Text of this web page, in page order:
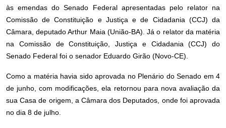
às emendas do Senado Federal apresentadas pelo relator na
Comissão de Constituição e Justiça e de Cidadania (CCJ) da
Câmara, deputado Arthur Maia (União-BA). Já o relator da matéria
na Comissão de Constituição, Justiça e Cidadania (CCJ) do
Senado Federal foi o senador Eduardo Girão (Novo-CE).
Como a matéria havia sido aprovada no Plenário do Senado em 4
de junho, com modificações, ela retornou para nova avaliação da
sua Casa de origem, a Câmara dos Deputados, onde foi aprovada
no dia 8 de julho.